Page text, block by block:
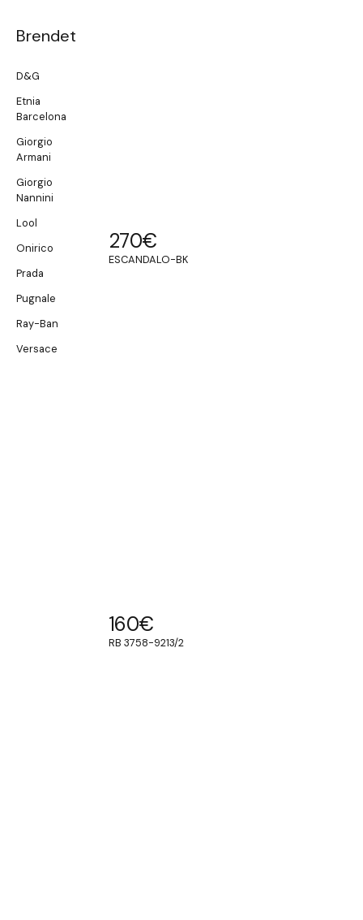
Brendet
D&G
Etnia
Barcelona
Giorgio
Armani
Giorgio
Nannini
Lool
Onirico
Prada
Pugnale
Ray-Ban
Versace
270€
ESCANDALO-BK
160€
RB 3758-9213/2